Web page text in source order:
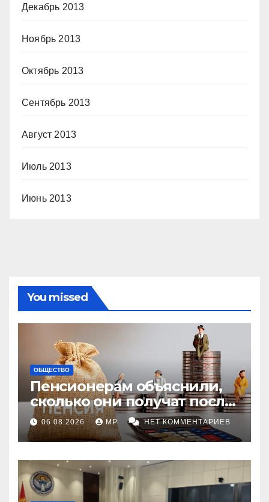
Декабрь 2013
Ноябрь 2013
Октябрь 2013
Сентябрь 2013
Август 2013
Июль 2013
Июнь 2013
You missed
ОБЩЕСТВО
Пенсионерам объяснили,
сколько они получат после
индексации
06.08.2026 MP НЕТ КОММЕНТАРИЕВ